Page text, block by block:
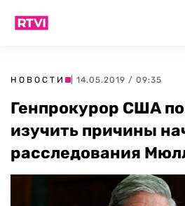
НОВОСТИ | 14.05.2019 / 09:35
Генпрокурор США
изучить причины
расследования